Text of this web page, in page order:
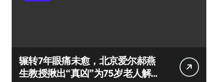
辗转7年眼痛未愈，北京爱尔郝燕
生教授揪出“真凶”为75岁老人解